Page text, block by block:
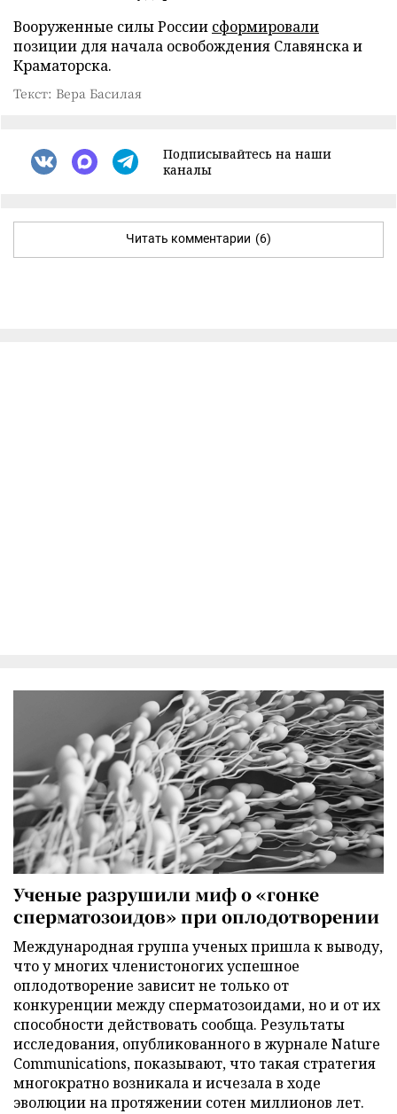
Вооруженные силы России сформировали
позиции для начала освобождения Славянска и
Краматорска.
Текст: Вера Басилая
Подписывайтесь на наши
каналы
Читать комментарии (6)
Ученые разрушили миф о «гонке
сперматозоидов» при оплодотворении
Международная группа ученых пришла к выводу,
что у многих членистоногих успешное
оплодотворение зависит не только от
конкуренции между сперматозоидами, но и от их
способности действовать сообща. Результаты
исследования, опубликованного в журнале Nature
Communications, показывают, что такая стратегия
многократно возникала и исчезала в ходе
эволюции на протяжении сотен миллионов лет.